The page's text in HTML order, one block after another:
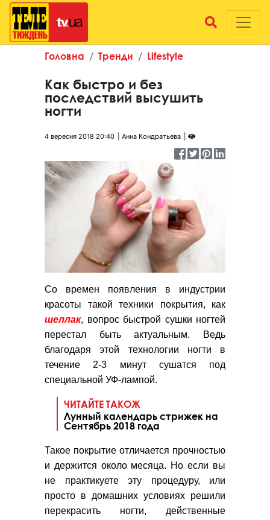
Головна Тренди Lifestyle
Как быстро и без
последствий высушить
ногти
4 вересня 2018 20:40 Анна Кондратьева
Со времен появления в индустрии
красоты такой техники покрытия, как
шеллак, вопрос быстрой сушки ногтей
перестал быть актуальным. Ведь
благодаря этой технологии ногти в
течение 2-3 минут сушатся под
специальной УФ-лампой.
ЧИТАЙТЕ ТАКОЖ
Лунный календарь стрижек на
Сентябрь 2018 года
Такое покрытие отличается прочностью
и держится около месяца. Но если вы
не практикуете эту процедуру, или
просто в домашних условиях решили
перекрасить ногти, действенные